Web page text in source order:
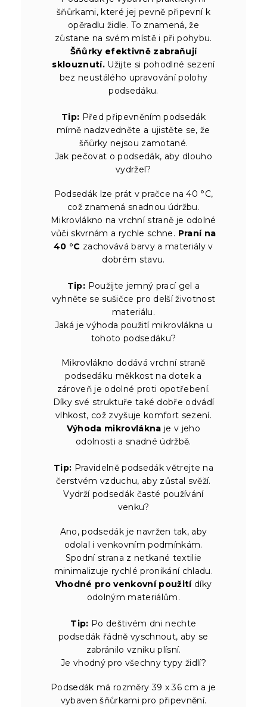
šňůrkami, které jej pevně připevní k
opěradlu židle. To znamená, že
zůstane na svém místě i při pohybu.
Šňůrky efektivně zabraňují
sklouznutí. Užijte si pohodlné sezení
bez neustálého upravování polohy
podsedáku.
Tip: Před připevněním podsedák
mírně nadzvedněte a ujistěte se, že
šňůrky nejsou zamotané.
Jak pečovat o podsedák, aby dlouho
vydržel?
Podsedák lze prát v pračce na 40 °C,
což znamená snadnou údržbu.
Mikrovlákno na vrchní straně je odolné
vůči skvrnám a rychle schne. Praní na
40 °C zachovává barvy a materiály v
dobrém stavu.
Tip: Použijte jemný prací gel a
vyhněte se sušičce pro delší životnost
materiálu.
Jaká je výhoda použití mikrovlákna u
tohoto podsedáku?
Mikrovlákno dodává vrchní straně
podsedáku měkkost na dotek a
zároveň je odolné proti opotřebení.
Díky své struktuře také dobře odvádí
vlhkost, což zvyšuje komfort sezení.
Výhoda mikrovlákna je v jeho
odolnosti a snadné údržbě.
Tip: Pravidelně podsedák větrejte na
čerstvém vzduchu, aby zůstal svěží.
Vydrží podsedák časté používání
venku?
Ano, podsedák je navržen tak, aby
odolal i venkovním podmínkám.
Spodní strana z netkané textilie
minimalizuje rychlé pronikání chladu.
Vhodné pro venkovní použitídíky
odolným materiálům.
Tip: Po deštivém dni nechte
podsedák řádně vyschnout, aby se
zabránilo vzniku plísní.
Je vhodný pro všechny typy židlí?
Podsedák má rozměry 39 x 36 cm a je
vybaven šňůrkami pro připevnění.